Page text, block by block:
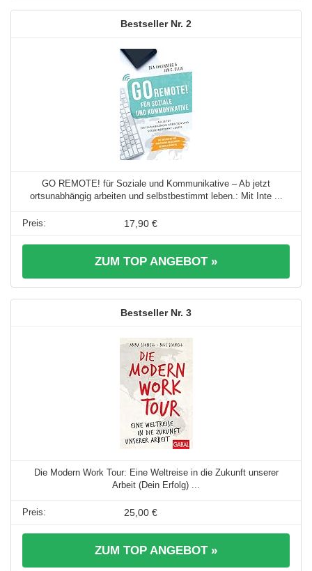
2
GO REMOTE! für Soziale und Kommunikative – Ab jetzt
ortsunabhängig arbeiten und selbstbestimmt leben.: Mit Inte ...
17,90 €
ZUM TOP ANGEBOT »
3
Die Modern Work Tour: Eine Weltreise in die Zukunft unserer
Arbeit (Dein Erfolg) ...
25,00 €
ZUM TOP ANGEBOT »